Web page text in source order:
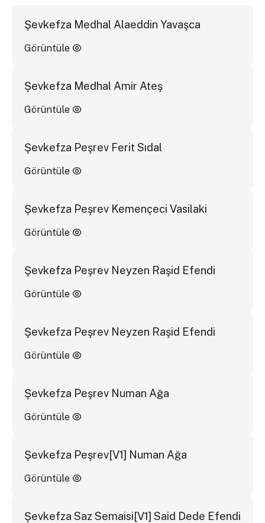
Şevkefza Medhal Alaeddin Yavaşca
Görüntüle
Şevkefza Medhal Amir Ateş
Görüntüle
Şevkefza Peşrev Ferit Sıdal
Görüntüle
Şevkefza Peşrev Kemençeci Vasilaki
Görüntüle
Şevkefza Peşrev Neyzen Raşid Efendi
Görüntüle
Şevkefza Peşrev Neyzen Raşid Efendi
Görüntüle
Şevkefza Peşrev Numan Ağa
Görüntüle
Şevkefza Peşrev[V1] Numan Ağa
Görüntüle
Şevkefza Saz Semaisi[V1] Said Dede Efendi